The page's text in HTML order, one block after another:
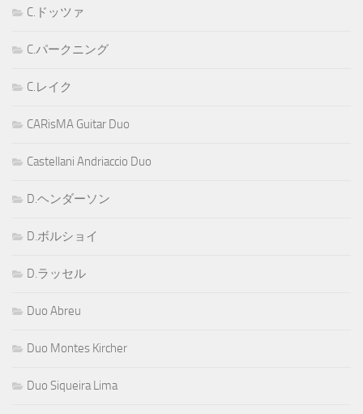
C.ドッツァ
C.パークニング
C.レイク
CARisMA Guitar Duo
Castellani Andriaccio Duo
D.ヘンダーソン
D.ボルショイ
D.ラッセル
Duo Abreu
Duo Montes Kircher
Duo Siqueira Lima